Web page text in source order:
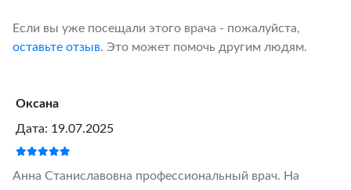
Если вы уже посещали этого врача - пожалуйста,
оставьте отзыв. Это может помочь другим людям.
Оксана
Дата: 19.07.2025
Анна Станиславовна профессиональный врач. На